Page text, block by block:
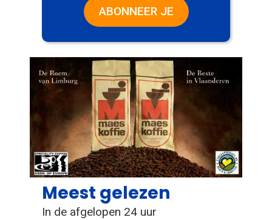
ABONNEER JE
Meest gelezen
In de afgelopen 24 uur